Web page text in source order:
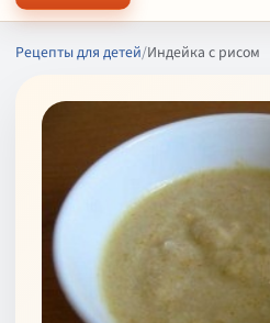
Рецепты для детей/Индейка с рисом